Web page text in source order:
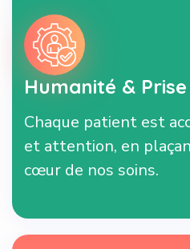
Humanité &
Chaque patient est
et attention, en
cœur de nos soins.